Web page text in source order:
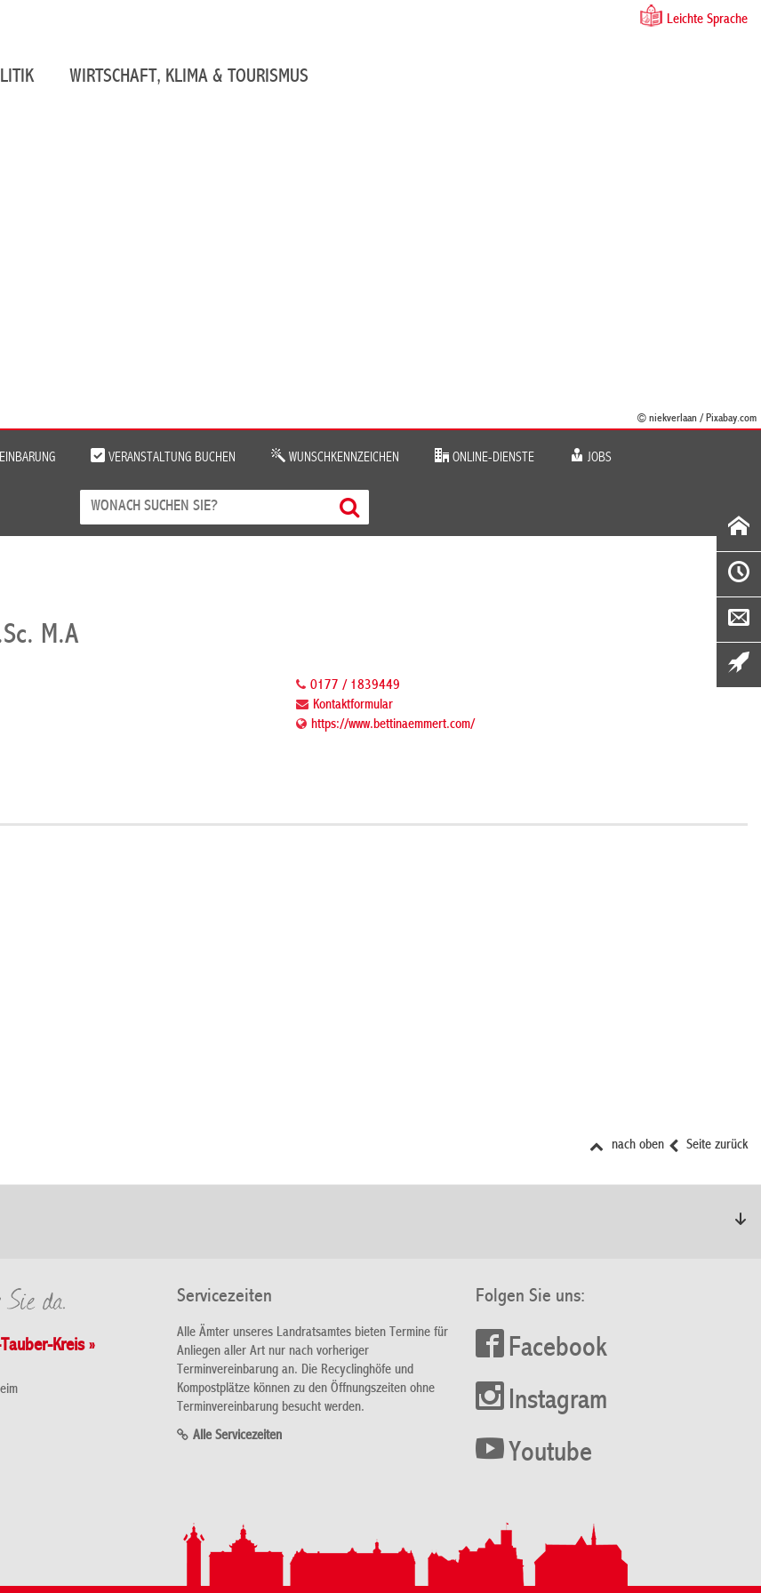
Leichte Sprache
WIRTSCHAFT, KLIMA & TOURISMUS
© niekverlaan / Pixabay.com
VERANSTALTUNG BUCHEN WUNSCHKENNZEICHEN ONLINE-DIENSTE JOBS
M.A
0177 / 1839449
Kontaktformular
https://www.bettinaemmert.com/
Seite zurück
nach oben
Kreis »
Servicezeiten
Alle Ämter unseres Landratsamtes bieten Termine für
Anliegen aller Art nur nach vorheriger
Terminvereinbarung an. Die Recyclinghöfe und
Kompostplätze können zu den Öffnungszeiten ohne
Terminvereinbarung besucht werden.
Alle Servicezeiten
Folgen Sie uns:
Facebook
Instagram
Youtube